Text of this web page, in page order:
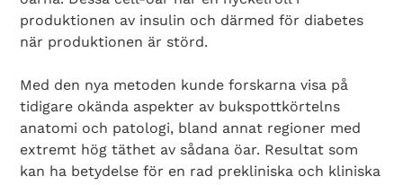
produktionen av insulin och därmed för diabetes
när produktionen är störd.
Med den nya metoden kunde forskarna visa på
tidigare okända aspekter av bukspottkörtelns
anatomi och patologi, bland annat regioner med
extremt hög täthet av sådana öar. Resultat som
kan ha betydelse för en rad prekliniska och kliniska